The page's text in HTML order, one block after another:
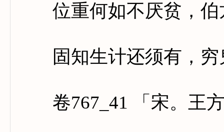
位重何如不厌贫，伯
固知生计还须有，穷
卷767_41 「宋。王方